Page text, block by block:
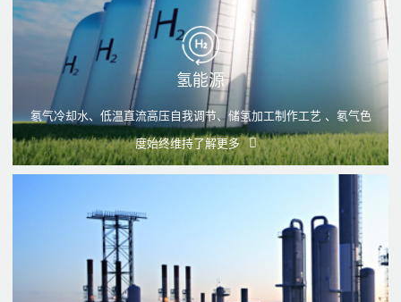
氢能源
氡气冷却水、低温直流高压自我调节、储氢加工制作工艺 、氡气色
度始终维持了解更多